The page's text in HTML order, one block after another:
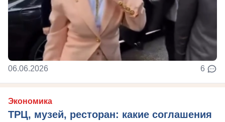
06.06.2026 6
Экономика
ТРЦ, музей, ресторан: какие соглашения